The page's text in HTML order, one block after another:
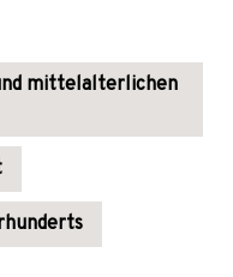
mittelalterlichen